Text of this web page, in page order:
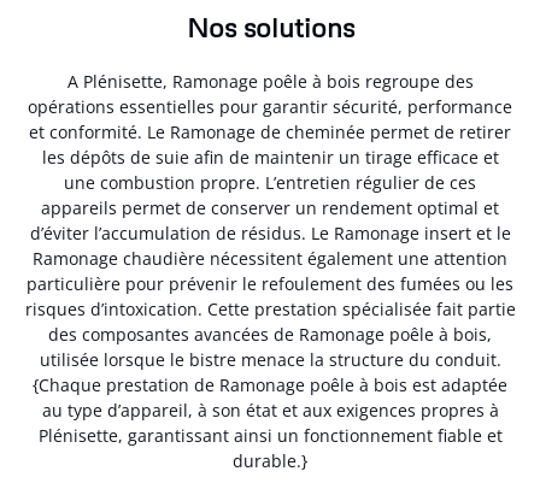
Nos solutions
A Plénisette, Ramonage poêle à bois regroupe des
opérations essentielles pour garantir sécurité, performance
et conformité. Le Ramonage de cheminée permet de retirer
les dépôts de suie afin de maintenir un tirage efficace et
une combustion propre. L’entretien régulier de ces
appareils permet de conserver un rendement optimal et
d’éviter l’accumulation de résidus. Le Ramonage insert et le
Ramonage chaudière nécessitent également une attention
particulière pour prévenir le refoulement des fumées ou les
risques d’intoxication. Cette prestation spécialisée fait partie
des composantes avancées de Ramonage poêle à bois,
utilisée lorsque le bistre menace la structure du conduit.
{Chaque prestation de Ramonage poêle à bois est adaptée
au type d’appareil, à son état et aux exigences propres à
Plénisette, garantissant ainsi un fonctionnement fiable et
durable.}